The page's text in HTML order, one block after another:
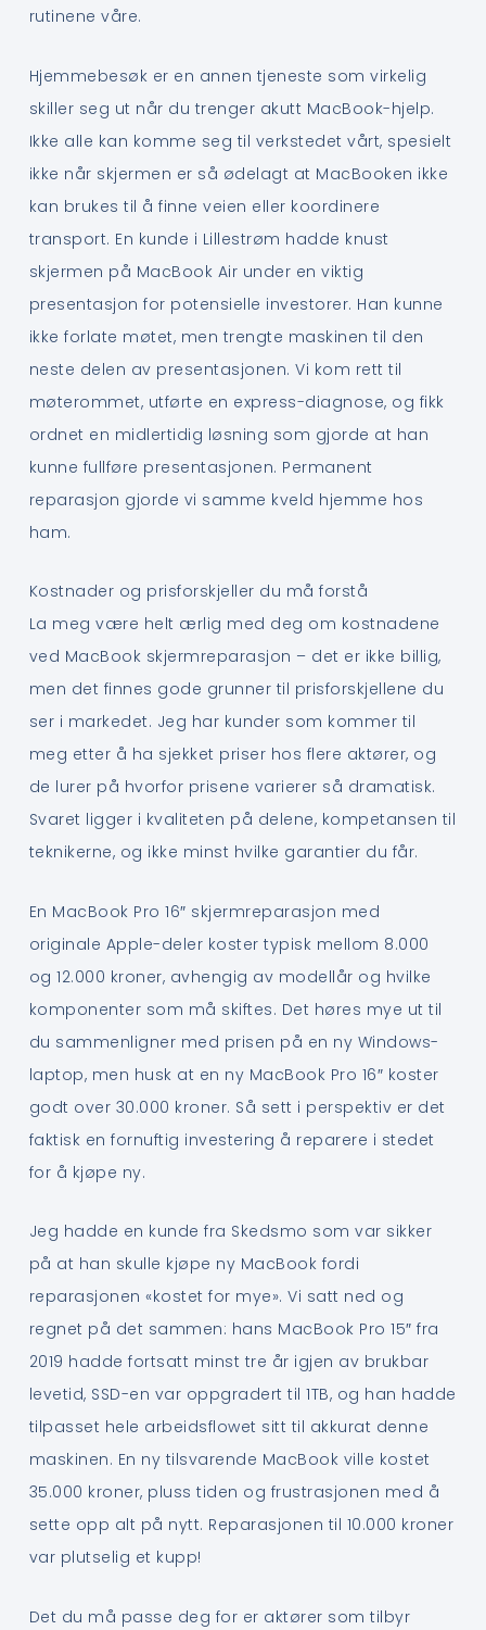
rutinene våre.
Hjemmebesøk er en annen tjeneste som virkelig
skiller seg ut når du trenger akutt MacBook-hjelp.
Ikke alle kan komme seg til verkstedet vårt, spesielt
ikke når skjermen er så ødelagt at MacBooken ikke
kan brukes til å finne veien eller koordinere
transport. En kunde i Lillestrøm hadde knust
skjermen på MacBook Air under en viktig
presentasjon for potensielle investorer. Han kunne
ikke forlate møtet, men trengte maskinen til den
neste delen av presentasjonen. Vi kom rett til
møterommet, utførte en express-diagnose, og fikk
ordnet en midlertidig løsning som gjorde at han
kunne fullføre presentasjonen. Permanent
reparasjon gjorde vi samme kveld hjemme hos
ham.
Kostnader og prisforskjeller du må forstå
La meg være helt ærlig med deg om kostnadene
ved MacBook skjermreparasjon – det er ikke billig,
men det finnes gode grunner til prisforskjellene du
ser i markedet. Jeg har kunder som kommer til
meg etter å ha sjekket priser hos flere aktører, og
de lurer på hvorfor prisene varierer så dramatisk.
Svaret ligger i kvaliteten på delene, kompetansen til
teknikerne, og ikke minst hvilke garantier du får.
En MacBook Pro 16″ skjermreparasjon med
originale Apple-deler koster typisk mellom 8.000
og 12.000 kroner, avhengig av modellår og hvilke
komponenter som må skiftes. Det høres mye ut til
du sammenligner med prisen på en ny Windows-
laptop, men husk at en ny MacBook Pro 16″ koster
godt over 30.000 kroner. Så sett i perspektiv er det
faktisk en fornuftig investering å reparere i stedet
for å kjøpe ny.
Jeg hadde en kunde fra Skedsmo som var sikker
på at han skulle kjøpe ny MacBook fordi
reparasjonen «kostet for mye». Vi satt ned og
regnet på det sammen: hans MacBook Pro 15″ fra
2019 hadde fortsatt minst tre år igjen av brukbar
levetid, SSD-en var oppgradert til 1TB, og han hadde
tilpasset hele arbeidsflowet sitt til akkurat denne
maskinen. En ny tilsvarende MacBook ville kostet
35.000 kroner, pluss tiden og frustrasjonen med å
sette opp alt på nytt. Reparasjonen til 10.000 kroner
var plutselig et kupp!
Det du må passe deg for er aktører som tilbyr